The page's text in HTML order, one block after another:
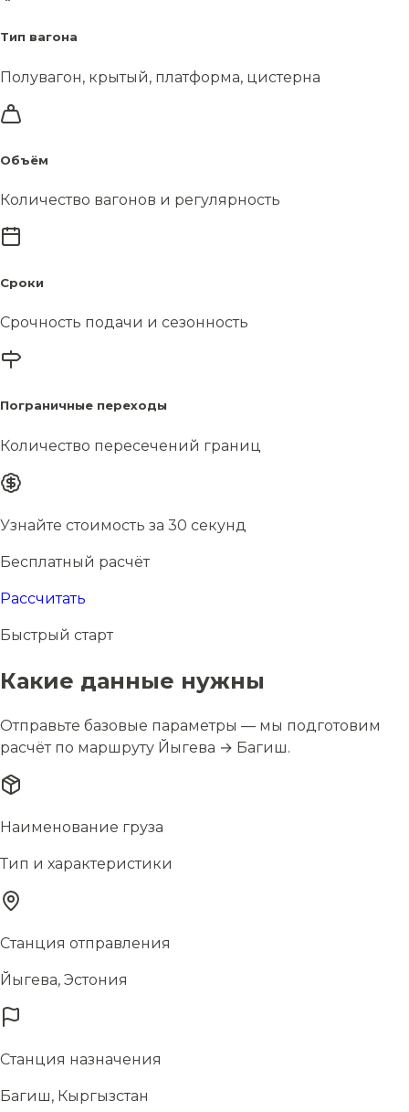
Тип вагона
Полувагон, крытый, платформа, цистерна
Объём
Количество вагонов и регулярность
Сроки
Срочность подачи и сезонность
Пограничные переходы
Количество пересечений границ
Узнайте стоимость за 30 секунд
Бесплатный расчёт
Рассчитать
Быстрый старт
Какие данные нужны
Отправьте базовые параметры — мы подготовим
расчёт по маршруту Йыгева → Багиш.
Наименование груза
Тип и характеристики
Станция отправления
Йыгева, Эстония
Станция назначения
Багиш, Кыргызстан